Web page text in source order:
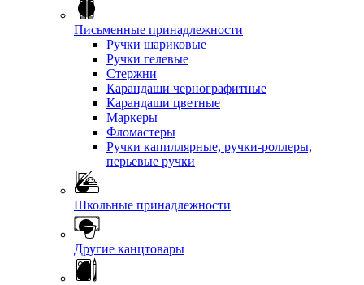
Письменные принадлежности
Ручки шариковые
Ручки гелевые
Стержни
Карандаши чернографитные
Карандаши цветные
Маркеры
Фломастеры
Ручки капиллярные, ручки-роллеры,
перьевые ручки
Школьные принадлежности
Другие канцтовары